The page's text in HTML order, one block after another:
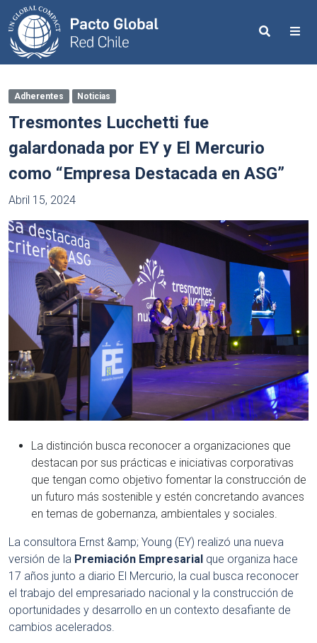
Search
Adherentes Noticias
Tresmontes Lucchetti fue
galardonada por EY y El Mercurio
como “Empresa Destacada en ASG”
Abril 15, 2024
La distinción busca reconocer a organizaciones que
destacan por sus prácticas e iniciativas corporativas
que tengan como objetivo fomentar la construcción de
un futuro más sostenible y estén concretando avances
en temas de gobernanza, ambientales y sociales.
La consultora Ernst &amp; Young (EY) realizó una nueva
versión de la Premiación Empresarial que organiza hace
17 años junto a diario El Mercurio, la cual busca reconocer
el trabajo del empresariado nacional y la construcción de
oportunidades y desarrollo en un contexto desafiante de
cambios acelerados.